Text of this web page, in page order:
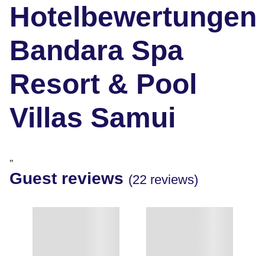
Hotelbewertungen
Bandara Spa
Resort & Pool
Villas Samui
"
Guest reviews (22 reviews)